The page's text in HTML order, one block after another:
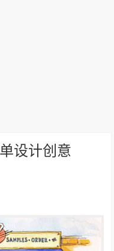
设计创意